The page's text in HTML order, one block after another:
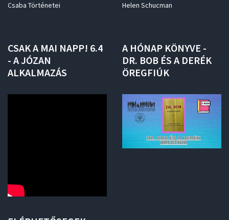
Csaba Történetei Helen Schucman
CSAKA MAI NAPP! 6.4
- AJÓZAN
ALKALMAZÁS
A HÓNAP KÖNYVE -
DR. BOB ÉS A DERÉK
ÖREGFIÚK